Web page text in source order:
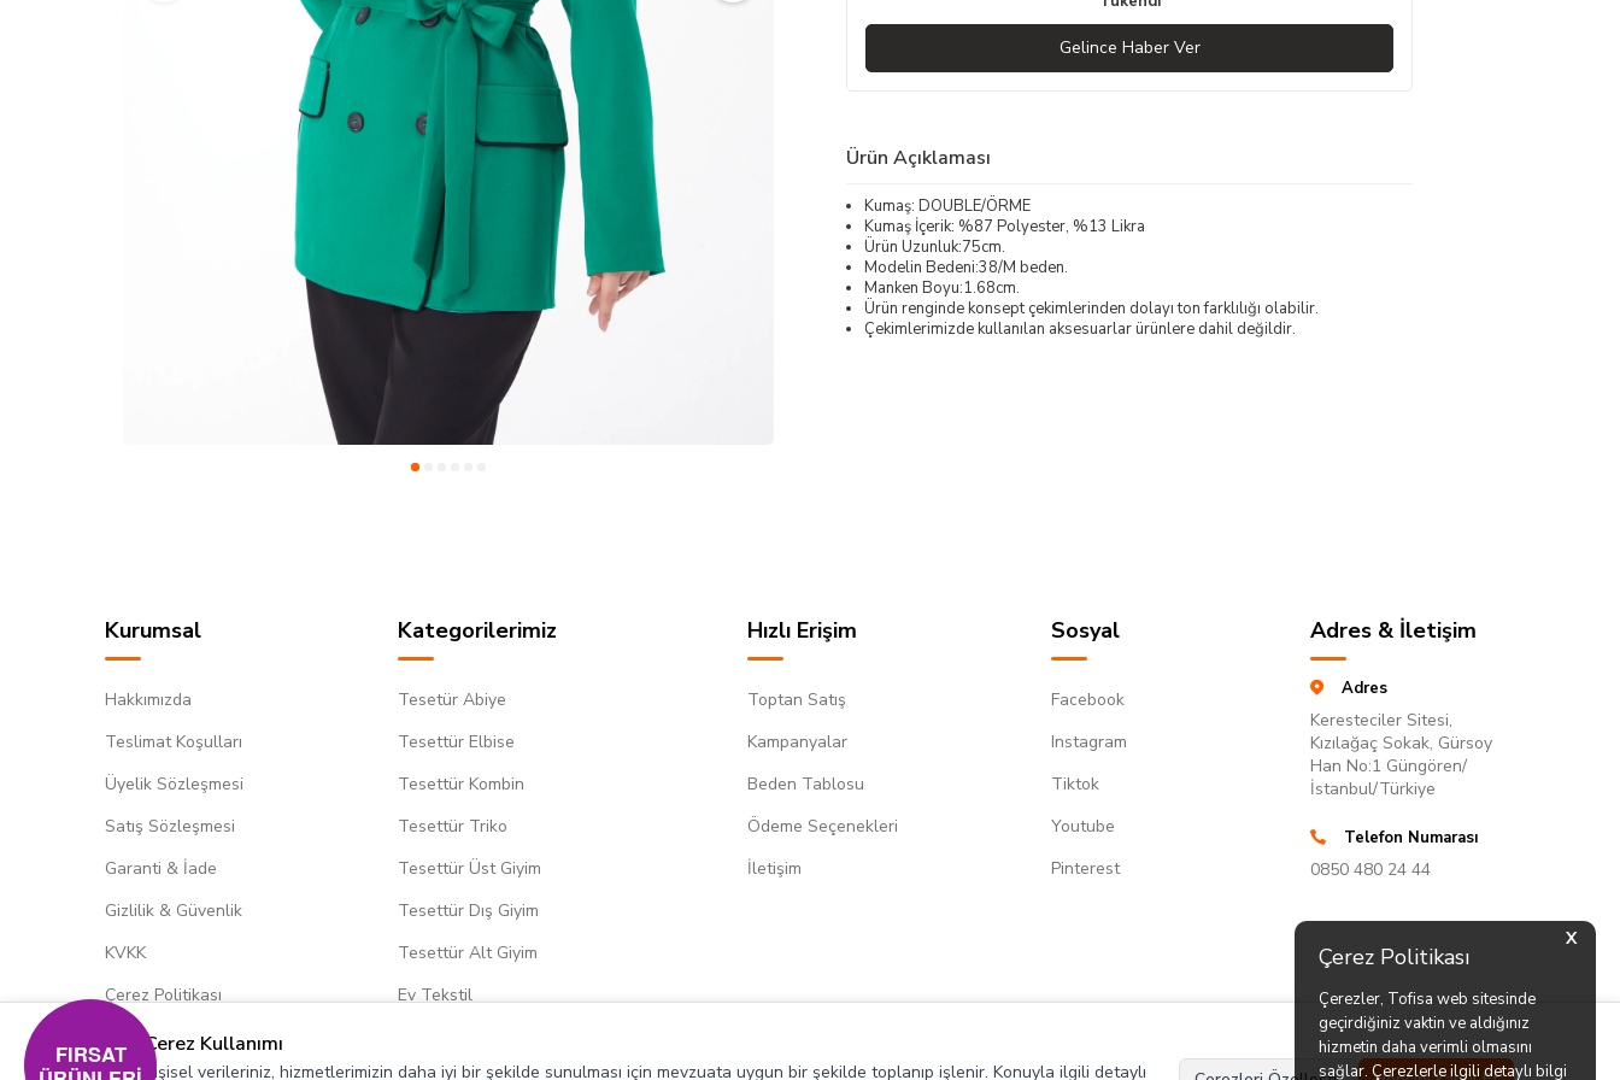
X
Çerez Politikası
Çerezler, Tofisa web sitesinde
geçirdiğiniz vaktin ve aldığınız
hizmetin daha verimli olmasını
sağlar. Çerezlerle ilgili detaylı bilgi
Gelince Haber Ver
Ürün Açıklaması
Kumaş: DOUBLE/ÖRME
Kumaş İçerik: %87 Polyester, %13 Likra
Ürün Uzunluk:75cm.
Modelin Bedeni:38/M beden.
Manken Boyu:1.68cm.
Ürün renginde konsept çekimlerinden dolayı ton farklılığı olabilir.
Çekimlerimizde kullanılan aksesuarlar ürünlere dahil değildir.
Kurumsal
Hakkımızda
Teslimat Koşulları
Üyelik Sözleşmesi
Satış Sözleşmesi
Garanti & İade
Gizlilik & Güvenlik
KVKK
Çerez Politikası
Kategorilerimiz
Tesetür Abiye
Tesettür Elbise
Tesettür Kombin
Tesettür Triko
Tesettür Üst Giyim
Tesettür Dış Giyim
Tesettür Alt Giyim
Ev Tekstil
Hızlı Erişim
Toptan Satış
Kampanyalar
Beden Tablosu
Ödeme Seçenekleri
İletişim
Sosyal
Facebook
Instagram
Tiktok
Youtube
Pinterest
Adres & İletişim
Adres
Keresteciler Sitesi,
Kızılağaç Sokak, Gürsoy
Han No:1 Güngören/
İstanbul/Türkiye
Telefon Numarası
0850 480 24 44
Çerez Kullanımı
Kişisel verileriniz, hizmetlerimizin daha iyi bir şekilde sunulması için mevzuata uygun bir şekilde toplanıp işlenir. Konuyla ilgili detaylı
FIRSAT